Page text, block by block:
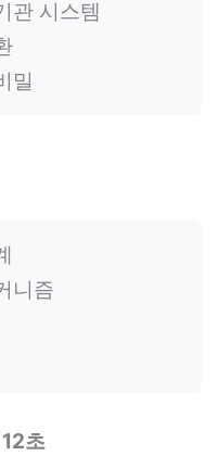
관 시스템
밀
니즘
초